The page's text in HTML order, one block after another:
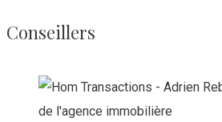
Conseillers